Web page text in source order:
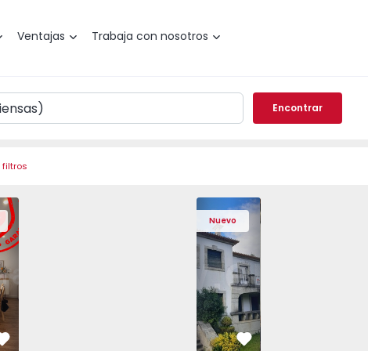
Ventajas Trabaja con nosotros
Encontrar
filtros
Vimeiro - 1575406 - 13
T1 Lourinhã, Vimeiro - 1575406 - 1
Apartamento T1 Lourinhã, Vimeiro - 1575406 - 2
Apartamento T1 Lourinhã, Vimeiro - 1575406 - 3
Apartamento T1 Lourinhã, Vimeiro -
Apartamento T1 Lourinhã,
Apartamento
Favorito
Nuevo
Casa T7 Carregal do Sal, Currelos,
Casa T7 Carregal do Sal,
Casa T7 Carregal
Casa
Favorito